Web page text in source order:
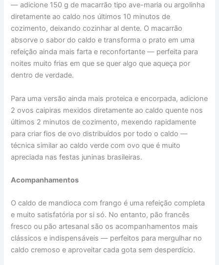
— adicione 150 g de macarrão tipo ave-maria ou argolinha
diretamente ao caldo nos últimos 10 minutos de
cozimento, deixando cozinhar al dente. O macarrão
absorve o sabor do caldo e transforma o prato em uma
refeição ainda mais farta e reconfortante — perfeita para
noites muito frias em que se quer algo que aqueça por
dentro de verdade.
Para uma versão ainda mais proteica e encorpada, adicione
2 ovos caipiras mexidos diretamente ao caldo quente nos
últimos 2 minutos de cozimento, mexendo rapidamente
para criar fios de ovo distribuídos por todo o caldo —
técnica similar ao caldo verde com ovo que é muito
apreciada nas festas juninas brasileiras.
Acompanhamentos
O caldo de mandioca com frango é uma refeição completa
e muito satisfatória por si só. No entanto, pão francês
fresco ou pão artesanal são os acompanhamentos mais
clássicos e indispensáveis — perfeitos para mergulhar no
caldo cremoso e aproveitar cada gota sem desperdício.